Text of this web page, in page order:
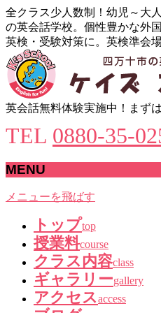
全クラス少人数制！幼児～大
の英会話学校。個性豊かな外
英検・受験対策に。英検準会
英会話無料体験実施中！まず
TEL 0880-35-
MENU
メニューを飛ばす
トップtop
授業料course
クラス内容class
ギャラリーgallery
アクセスaccess